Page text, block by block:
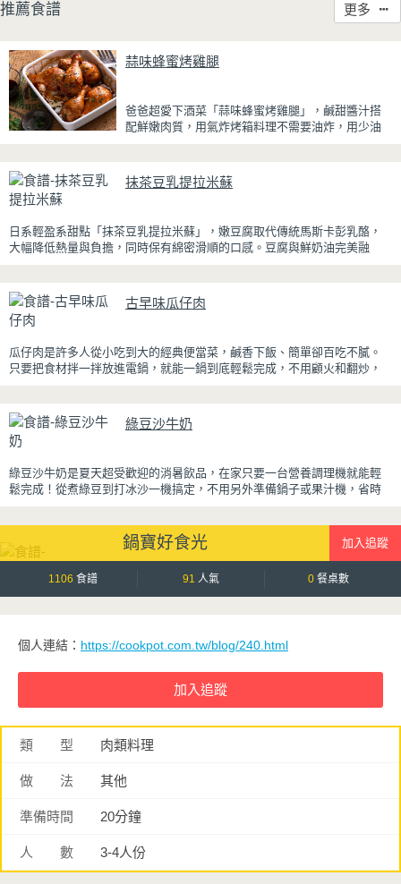
推薦食譜 更多
蒜味蜂蜜烤雞腿
爸爸超愛下酒菜「蒜味蜂蜜烤雞腿」，鹹甜醬汁搭
配鮮嫩肉質，用氣炸烤箱料理不需要油炸，用少油
入氣炸烤箱烘烤，免油炸也能烤出外皮金黃微酥、
配冰涼啤酒更是絕配！無論是父親節、聚會或宵夜
時光，在家就能輕鬆端出美味下酒菜。
抹茶豆乳提拉米蘇
日系輕盈系甜點「抹茶豆乳提拉米蘇」，嫩豆腐取代傳統馬斯卡彭乳酪，
大幅降低熱量與負擔，同時保有綿密滑順的口感。豆腐與鮮奶油完美融
浸泡抹茶液的手指餅乾增加濕潤口感，每一口都能吃到淡淡的茶香。相較
於傳統提拉米蘇，這款更清爽、更低負擔，無論是下午茶、飯後甜點，或
系點心。
古早味瓜仔肉
瓜仔肉是許多人從小吃到大的經典便當菜，鹹香下飯、簡單卻百吃不膩。
只要把食材拌一拌放進電鍋，就能一鍋到底輕鬆完成，不用顧火和翻炒，
蒸好的瓜仔肉鮮嫩多汁，絞肉吸飽脆瓜醬汁的甘甜鹹香，入口柔軟細緻，
還能吃到脆瓜爽脆的口感。蒜香醬汁與脆瓜獨特的甘甜完美融合，每一口
都充滿濃濃古早味，帶便當、配稀飯、配白飯都好吃，讓人忍不住多扒好
綠豆沙牛奶
綠豆沙牛奶是夏天超受歡迎的消暑飲品，在家只要一台營養調理機就能輕
鬆完成！從煮綠豆到打冰沙一機搞定，不用另外準備鍋子或果汁機，省時
先把綠豆煮到綿密鬆軟，再攪打成綠豆沙，最後跟牛奶混合均勻就完成~口
感細緻滑順，入口帶有綠豆天然清香，搭配濃郁奶香，冰冰喝清涼又消
暑，炎炎夏日一定要喝一杯！
鍋寶好食光
1106 食譜 91 人氣 0 餐桌數
個人連結： https://cookpot.com.tw/blog/240.html
類 型 肉類料理
做 法 其他
準備時間 20分鐘
人 數 3-4人份